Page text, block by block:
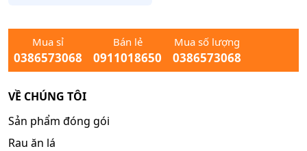
Mua sỉ
0386573068
Bán lẻ
0911018650
Mua số lượng
0386573068
VỀ CHÚNG TÔI
Sản phẩm đóng gói
Rau ăn lá